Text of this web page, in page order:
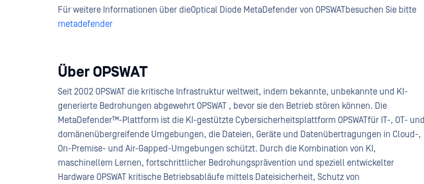
Für weitere Informationen über dieOptical Diode MetaDefender von OPSWATbesuchen Sie bitte
metadefender
Über OPSWAT
Seit 2002 OPSWAT die kritische Infrastruktur weltweit, indem bekannte, unbekannte und KI-
generierte Bedrohungen abgewehrt OPSWAT , bevor sie den Betrieb stören können. Die
MetaDefender™-Plattform ist die KI-gestützte Cybersicherheitsplattform OPSWATfür IT-, OT- und
domänenübergreifende Umgebungen, die Dateien, Geräte und Datenübertragungen in Cloud-,
On-Premise- und Air-Gapped-Umgebungen schützt. Durch die Kombination von KI,
maschinellem Lernen, fortschrittlicher Bedrohungsprävention und speziell entwickelter
Hardware OPSWAT kritische Betriebsabläufe mittels Dateisicherheit, Schutz von